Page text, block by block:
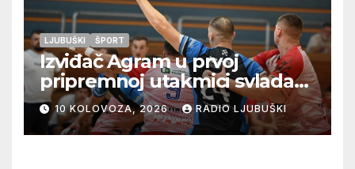
LJUBUŠKI ŠPORT
Izviđač Agram u prvoj
pripremnoj utakmici svladao
Metković Zalom 37:32
10 KOLOVOZA, 2026 RADIO LJUBUŠKI